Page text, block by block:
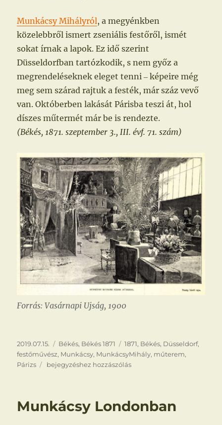
Munkácsy Mihályról, a megyénkben
közelebbről ismert zseniális festőről, ismét
sokat írnak a lapok. Ez idő szerint
Düsseldorfban tartózkodik, s nem győz a
megrendeléseknek eleget tenni ‒ képeire még
meg sem szárad rajtuk a festék, már száz vevő
van. Októberben lakását Párisba teszi át, hol
díszes műtermét már be is rendezte.
(Békés, 1871. szeptember 3., III. évf. 71. szám)
Forrás: Vasárnapi Ujság, 1900
Közzétéve
2019.07.15. Kategória
Békés, Békés 1871 Címke
1871, Békés, Düsseldorf,
festőművész, Munkácsy, MunkácsyMihály, műterem,
Párizs
Munkácsy
bejegyzéshez hozzászólás
Munkácsy Londonban